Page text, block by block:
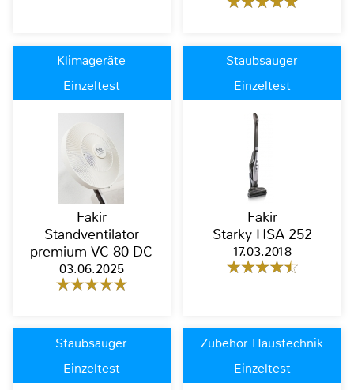
Klimageräte
Einzeltest
Fakir
Standventilator
premium VC 80 DC
03.06.2025
Staubsauger
Einzeltest
Fakir
Starky HSA 252
17.03.2018
Staubsauger
Einzeltest
Zubehör Haustechnik
Einzeltest